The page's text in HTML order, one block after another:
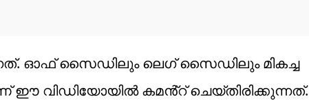
ഓഫ് സൈഡിലും ലെഗ് സൈഡിലും മികച്ച
വിഡിയോയിൽ കമൻ്റ് ചെയ്തിരിക്കുന്നത്.